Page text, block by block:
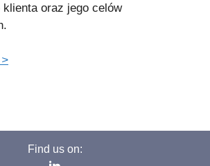
klienta oraz jego celów
Find us on: